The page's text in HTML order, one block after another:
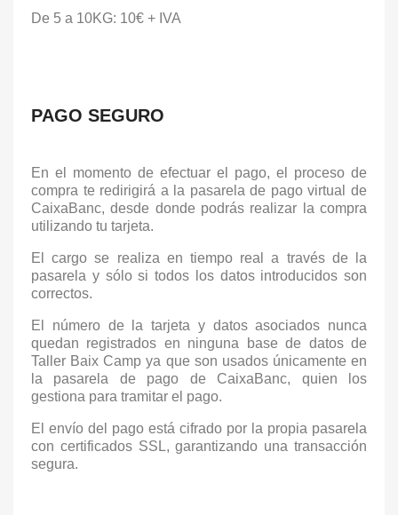
De 5 a 10KG: 10€ + IVA
PAGO SEGURO
En el momento de efectuar el pago, el proceso de
compra te redirigirá a la pasarela de pago virtual de
CaixaBanc, desde donde podrás realizar la compra
utilizando tu tarjeta.
El cargo se realiza en tiempo real a través de la
pasarela y sólo si todos los datos introducidos son
correctos.
El número de la tarjeta y datos asociados nunca
quedan registrados en ninguna base de datos de
Taller Baix Camp ya que son usados únicamente en
la pasarela de pago de CaixaBanc, quien los
gestiona para tramitar el pago.
El envío del pago está cifrado por la propia pasarela
con certificados SSL, garantizando una transacción
segura.